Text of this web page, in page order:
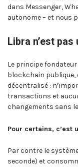
dans Messenger,
autonome – et nous
Libra n’est
Le principe
blockchain
décentralisé :
transactions et
changements sans
Pour certains, c’est
Par contre le
seconde) et